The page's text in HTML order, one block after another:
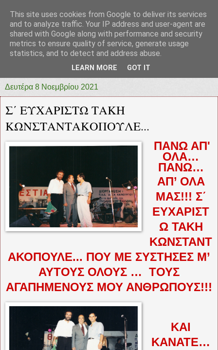
prototypia
"ΠΡΩΤΟΤΥΠΙΑ" * ΑΝΕΞΑΡΤΗΤΗ-ΗΛΕΚΤΡΟΝΙΚΗ-
Δευτέρα 8 Νοεμβρίου 2021
Σ΄ ΕΥΧΑΡΙΣΤΩ ΤΑΚΗ
ΚΩΝΣΤΑΝΤΑΚΟΠΟΥΛΕ...
ΠΑΝΩ ΑΠ'
ΟΛΑ…
ΠΑΝΩ…
ΑΠ’ ΟΛΑ
ΜΑΣ!!! Σ΄
ΕΥΧΑΡΙΣΤ
Ω ΤΑΚΗ
ΚΩΝΣΤΑΝΤ
ΑΚΟΠΟΥΛΕ... ΠΟΥ ΜΕ ΣΥΣΤΗΣΕΣ Μ’
ΑΥΤΟΥΣ ΟΛΟΥΣ … ΤΟΥΣ
ΑΓΑΠΗΜΕΝΟΥΣ ΜΟΥ ΑΝΘΡΩΠΟΥΣ!!!
ΚΑΙ
ΚΑΝΑΤΕ…
This site uses cookies from Google to deliver its services
and to analyze traffic. Your IP address and user-agent are
shared with Google along with performance and security
metrics to ensure quality of service, generate usage
statistics, and to detect and address abuse.
LEARN MORE GOT IT